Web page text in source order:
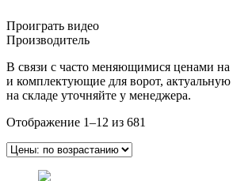
Проиграть видео
Производитель
В связи с часто меняющимися ценами на
и комплектующие для ворот,
на складе уточняйте у менеджера.
Отображение 1–12 из 681